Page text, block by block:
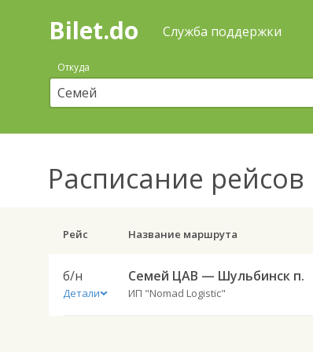
Поиск
покупка
билетов
автобус
онлайн
Bilet.do Служба поддержки
Откуда
Расписание рейсов
Рейс Название маршрута
б/н
Детали
Семей ЦАВ — Шульбинск п.
ИП "Nomad Logistic"